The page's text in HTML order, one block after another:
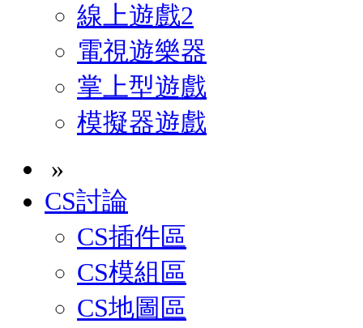
線上遊戲2
電視遊樂器
掌上型遊戲
模擬器遊戲
»
CS討論
CS插件區
CS模組區
CS地圖區